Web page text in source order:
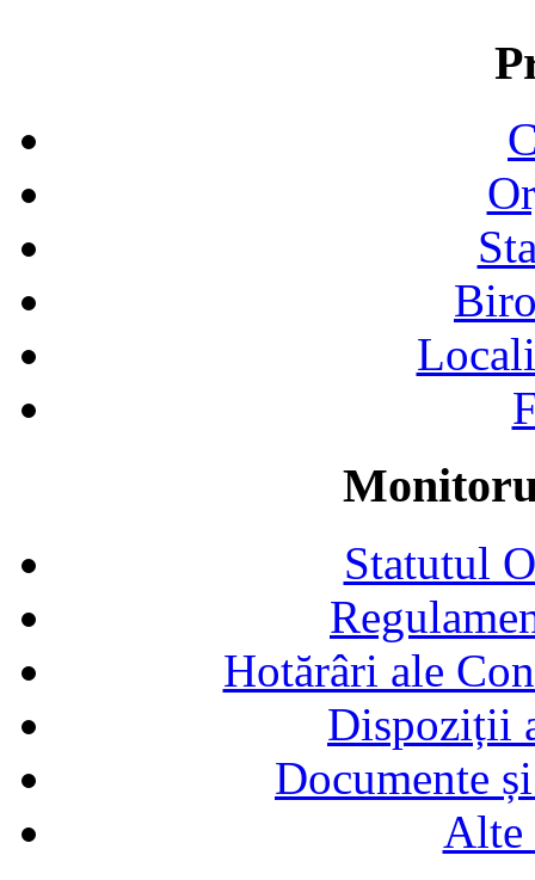
Statutul
Hotărâri ale
Dispoziții
Documente
Alte